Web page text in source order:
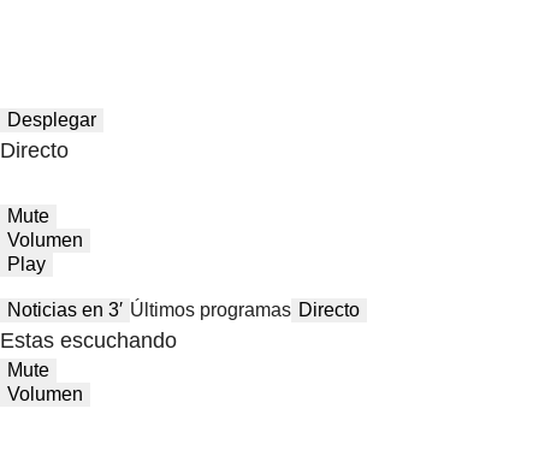
Desplegar
Directo
Mute
Volumen
Play
Noticias en 3′ Últimos programas Directo
Estas escuchando
Mute
Volumen